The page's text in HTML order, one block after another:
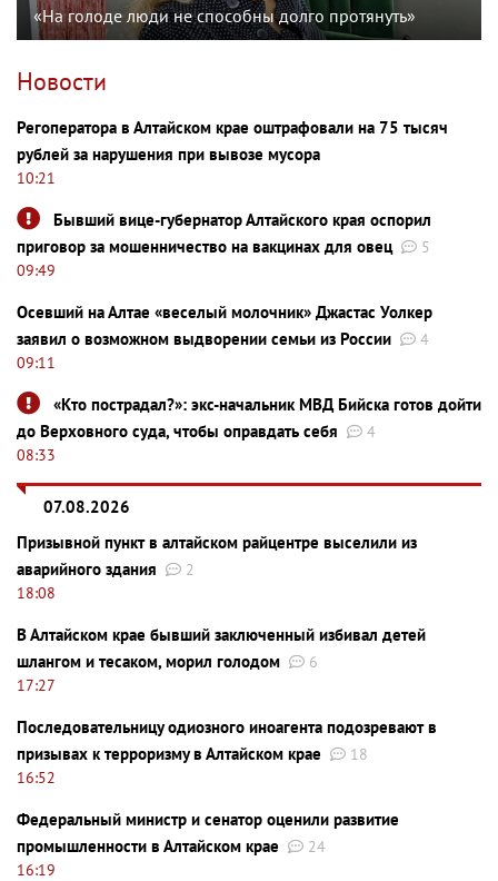
«На голоде люди не способны долго протянуть»
Новости
Регоператора в Алтайском крае оштрафовали на 75 тысяч
рублей за нарушения при вывозе мусора
10:21
Бывший вице-губернатор Алтайского края оспорил
приговор за мошенничество на вакцинах для овец
5
09:49
Осевший на Алтае «веселый молочник» Джастас Уолкер
заявил о возможном выдворении семьи из России
4
09:11
«Кто пострадал?»: экс-начальник МВД Бийска готов дойти
до Верховного суда, чтобы оправдать себя
4
08:33
07.08.2026
Призывной пункт в алтайском райцентре выселили из
аварийного здания
2
18:08
В Алтайском крае бывший заключенный избивал детей
шлангом и тесаком, морил голодом
6
17:27
Последовательницу одиозного иноагента подозревают в
призывах к терроризму в Алтайском крае
18
16:52
Федеральный министр и сенатор оценили развитие
промышленности в Алтайском крае
24
16:19